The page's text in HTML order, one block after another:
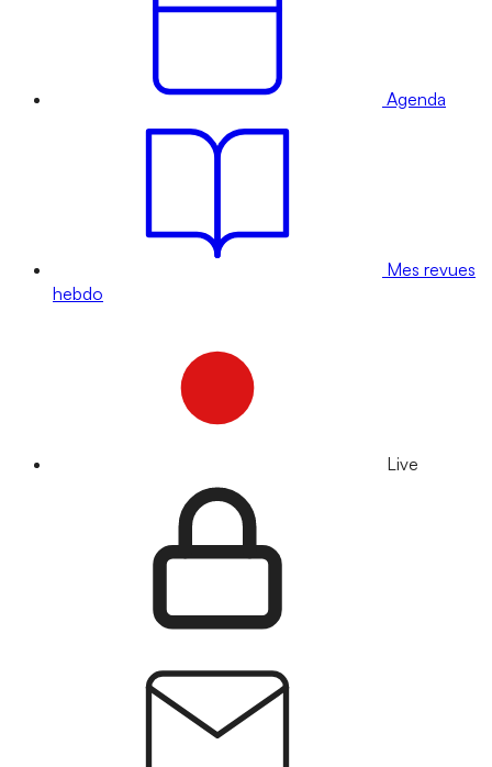
Agenda
Mes revues
hebdo
Live